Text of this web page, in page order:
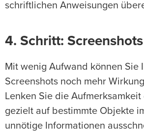
schriftlichen Anweisungen
4. Schritt:
Mit wenig Aufwand können Sie
Screenshots noch mehr
Lenken Sie die
gezielt auf bestimmte Objekte
unnötige Informationen